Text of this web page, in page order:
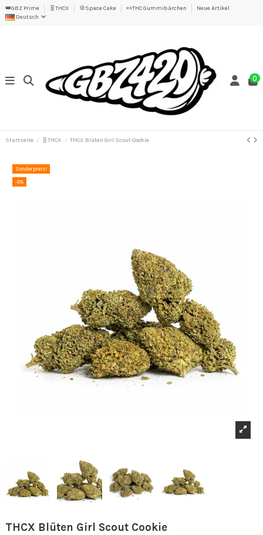
👑GBZ Prime 🧬THCX 🍪Space Cake 🍬THC Gummibärchen
Neue Artikel
Deutsch
0
Startseite 🧬THCX THCX Blüten Girl Scout Cookie
Sonderpreis!
-5%
THCX Blüten Girl Scout Cookie